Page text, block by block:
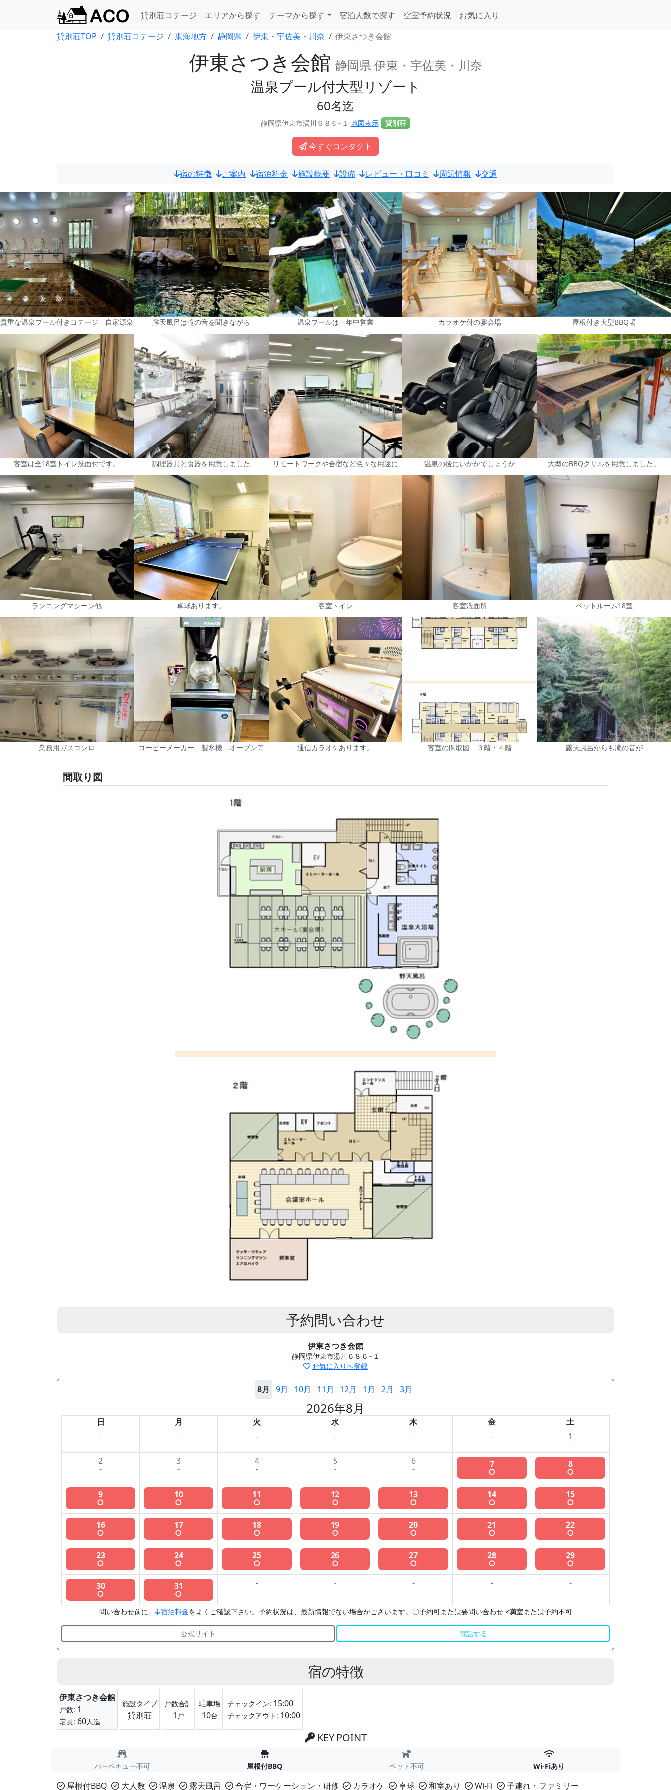
貸別荘コテージ エリアから探す テーマから探す 宿泊人数で探す 空室予約状況
お気に入り
貸別荘TOP
貸別荘コテージ 東海地方 静岡県 伊東・宇佐美・川奈 伊東さつき会館
伊東さつき会館 静岡県 伊東・宇佐美・川奈
温泉プール付大型リゾート
60名迄
静岡県伊東市湯川６８６−１ 地図表示 貸別荘
今すぐコンタクト
宿の特徴 ご案内 宿泊料金 施設概要 設備 レビュー・口コミ 周辺情報 交通
貴重な温泉プール付きコテージ 自家源泉 露天風呂は滝の音を聞きながら 温泉プールは一年中営業 カラオケ付の宴会場 屋根付き大型BBQ場
客室は全18室トイレ洗面付です。 調理器具と食器を用意しました リモートワークや合宿など色々な用途に 温泉の後にいかがでしょうか 大型のBBQグリルを用意しました。
ランニングマシーン他 卓球あります。 客室トイレ 客室洗面所 ベットルーム18室
業務用ガスコンロ コーヒーメーカー、製氷機、オーブン等 通信カラオケあります。 客室の間取図 ３階・４階 露天風呂からも滝の音が
間取り図
予約問い合わせ
伊東さつき会館
静岡県伊東市湯川６８６−１
お気に入りへ登録
8月 9月 10月 11月 12月 1月 2月 3月
2026年8月
日 月 火 水 木 金
土
-
- - - - - 1
-
2
-
3
-
4
-
5
-
6
- 7
○
8
○
9
○
10
○
11
○
12
○
13
○
14
○
15
○
16
○
17
○
18
○
19
○
20
○
21
○
22
○
23
○
24
○
25
○
26
○
27
○
28
○
29
○
30
○
31
○
- - - - -
問い合わせ前に、 宿泊料金をよくご確認下さい。予約状況は、最新情報でない場合がございます。〇予約可または要問い合わせ ×満室または予約不可
公式サイト 電話する
宿の特徴
伊東さつき会館
戸数: 1
定員: 60人迄
施設タイプ
貸別荘
戸数合計
1 戸
駐車場
10台
チェックイン: 15:00
チェックアウト: 10:00
KEY POINT
バーベキュー不可 屋根付BBQ ペット不可 Wi-Fiあり
屋根付BBQ 大人数 温泉 露天風呂 合宿・ワーケーション・研修 カラオケ 卓球 和室あり Wi-Fi 子連れ・ファミリー